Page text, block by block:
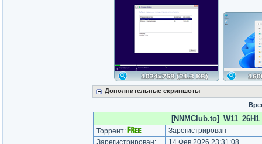
Дополнительные скриншоты
Торрент:
Зарегистрирован
Зарегистрирован:
14 Фев 2026 23:31:08